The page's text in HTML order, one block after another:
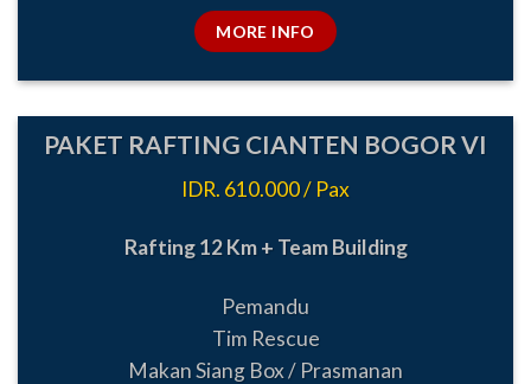
MORE INFO
PAKET RAFTING CIANTEN BOGOR VI
IDR. 610.000 / Pax
Rafting 12 Km + Team Building
Pemandu
Tim Rescue
Makan Siang Box / Prasmanan